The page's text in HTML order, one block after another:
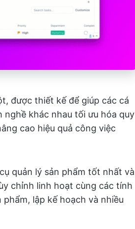
được thiết kế để giúp các cá
khác nhau tối ưu hóa quy
cao hiệu quả công việc
quản lý sản phẩm tốt nhất và
chỉnh linh hoạt cùng các tính
lập kế hoạch và nhiều